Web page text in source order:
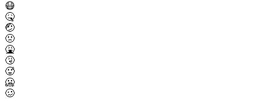
😷
🤒
🤕
🤢
🤮
🤧
🥵
🥶
🥴